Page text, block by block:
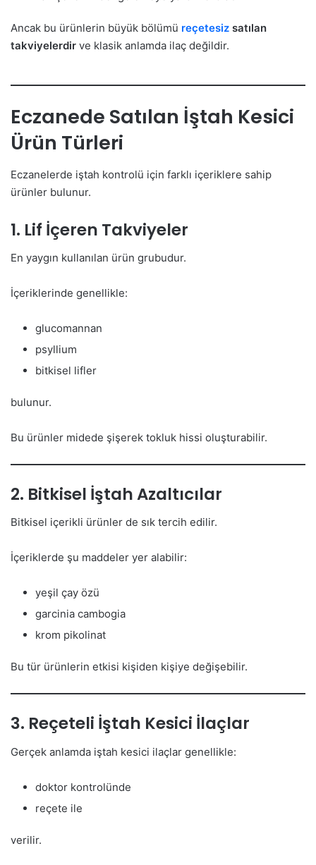
Ancak bu ürünlerin büyük bölümü reçetesiz satılan
takviyelerdir ve klasik anlamda ilaç değildir.
Eczanede Satılan İştah Kesici
Ürün Türleri
Eczanelerde iştah kontrolü için farklı içeriklere sahip
ürünler bulunur.
1. Lif İçeren Takviyeler
En yaygın kullanılan ürün grubudur.
İçeriklerinde genellikle:
glucomannan
psyllium
bitkisel lifler
bulunur.
Bu ürünler midede şişerek tokluk hissi oluşturabilir.
2. Bitkisel İştah Azaltıcılar
Bitkisel içerikli ürünler de sık tercih edilir.
İçeriklerde şu maddeler yer alabilir:
yeşil çay özü
garcinia cambogia
krom pikolinat
Bu tür ürünlerin etkisi kişiden kişiye değişebilir.
3. Reçeteli İştah Kesici İlaçlar
Gerçek anlamda iştah kesici ilaçlar genellikle:
doktor kontrolünde
reçete ile
verilir.